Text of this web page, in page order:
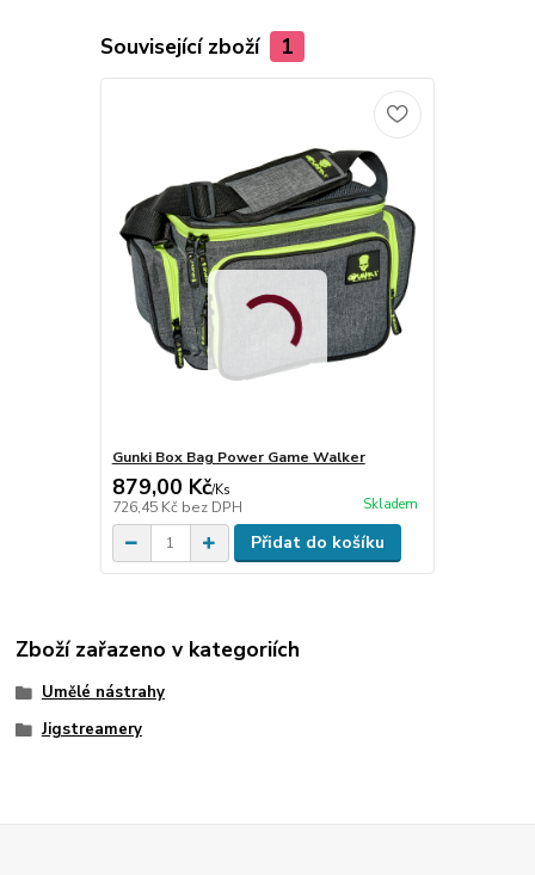
Související zboží 1
Gunki Box Bag Power Game Walker
879,00 Kč/Ks
726,45 Kč bez DPH Skladem
Přidat do košíku
Zboží zařazeno v kategoriích
Umělé nástrahy
Jigstreamery